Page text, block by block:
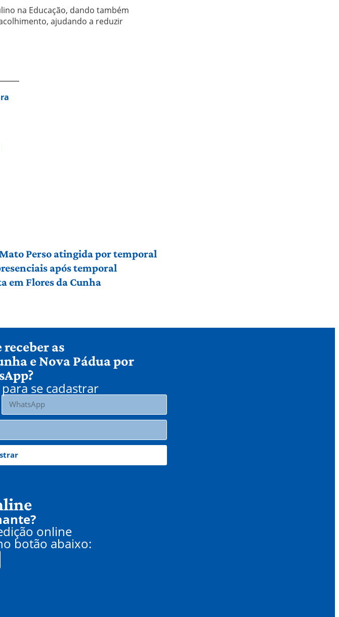
na Educação, dando também
ajudando a reduzir
Perso atingida por temporal
após temporal
em Flores da Cunha
as
e Nova Pádua por
se cadastrar
online
botão abaixo: